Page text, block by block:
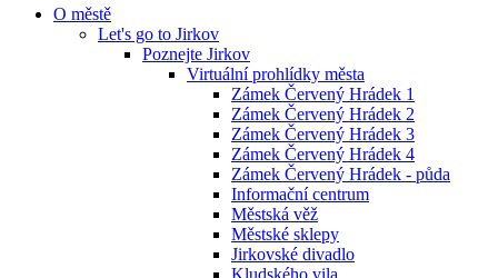
O městě
Let's go to Jirkov
Poznejte Jirkov
Virtuální prohlídky města
Zámek Červený Hrádek 1
Zámek Červený Hrádek 2
Zámek Červený Hrádek 3
Zámek Červený Hrádek 4
Zámek Červený Hrádek - půda
Informační centrum
Městská věž
Městské sklepy
Jirkovské divadlo
Kludského vila